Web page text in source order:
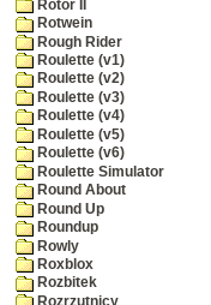
Rotor II
Rotwein
Rough Rider
Roulette (v1)
Roulette (v2)
Roulette (v3)
Roulette (v4)
Roulette (v5)
Roulette (v6)
Roulette Simulator
Round About
Round Up
Roundup
Rowly
Roxblox
Rozbitek
Rozrzutnicy